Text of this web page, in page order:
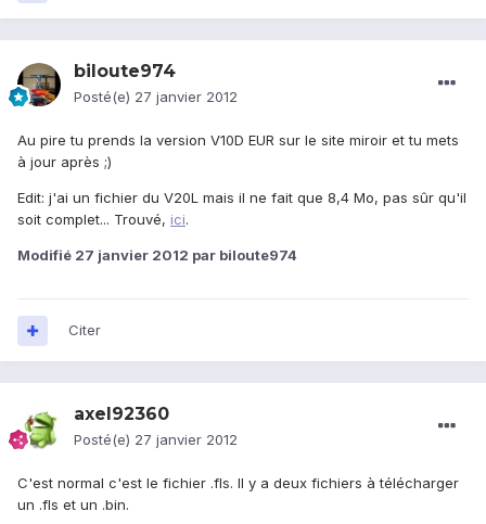
biloute974
Posté(e) 27 janvier 2012
Au pire tu prends la version V10D EUR sur le site miroir et tu mets
à jour après ;)
Edit: j'ai un fichier du V20L mais il ne fait que 8,4 Mo, pas sûr qu'il
soit complet... Trouvé, ici.
Modifié 27 janvier 2012 par biloute974
Citer
axel92360
Posté(e) 27 janvier 2012
C'est normal c'est le fichier .fls. Il y a deux fichiers à télécharger
un .fls et un .bin.